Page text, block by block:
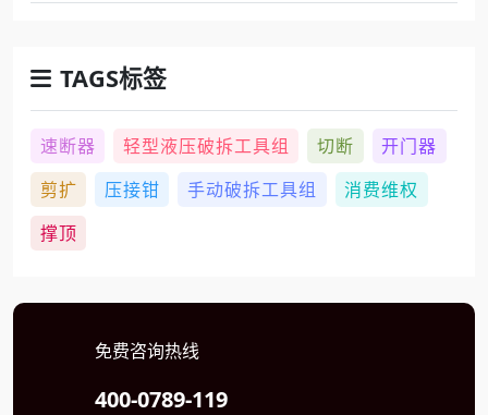
TAGS标签
速断器 轻型液压破拆工具组 切断
开门器
剪扩
压接钳 手动破拆工具组
消费维权
撑顶
免费咨询热线
400-0789-119